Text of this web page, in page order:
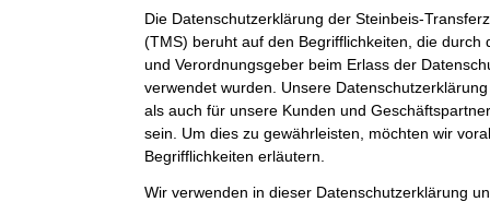
Die Datenschutzerklärung der Steinbeis-
(TMS) beruht auf den Begrifflichkeiten, die durch
und Verordnungsgeber beim Erlass der
verwendet wurden. Unsere
als auch für unsere Kunden und
sein. Um dies zu gewährleisten, möchten wir
Begrifflichkeiten erläutern.
Wir verwenden in dieser Datenschutzerklärung